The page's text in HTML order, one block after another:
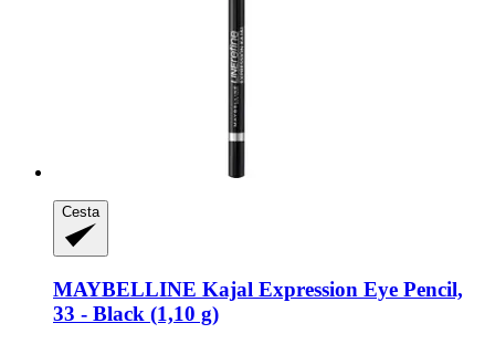
Cesta
MAYBELLINE Kajal Expression Eye Pencil,
33 -​ Black (1,10 g)